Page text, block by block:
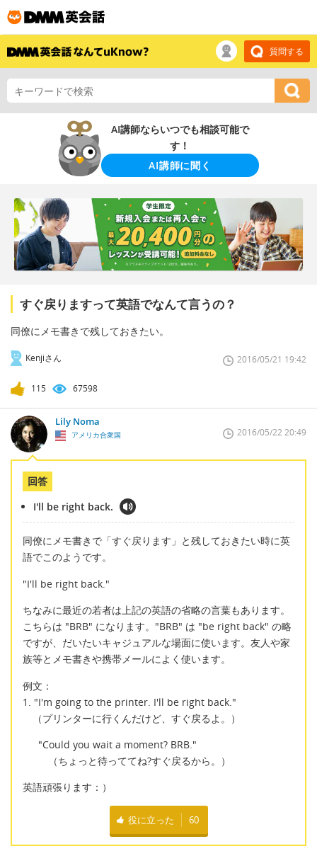
質問する
AI講師ならいつでも相談可能で
す！
AI講師に聞く
すぐ戻りますって英語でなんて言うの？
同僚にメモ書きで残しておきたい。
Kenjiさん 2016/05/21 19:42
115 67598
Lily Noma
アメリカ合衆国 2016/05/22 20:49
回答
I'll be right back.
同僚にメモ書きで「すぐ戻ります」と残しておきたい時に英
語でこのようです。
"I'll be right back."
ちなみに最近の若者は上記の英語の省略の言葉もあります。
こちらは "BRB" になります。"BRB" は "be right back" の略
ですが、だいたいキャジュアルな場面に使います。友人や家
族等とメモ書きや携帯メールによく使います。
例文：
1. "I'm going to the printer. I'll be right back."
（プリンターに行くんだけど、すぐ戻るよ。）
"Could you wait a moment? BRB."
（ちょっと待っててね?すぐ戻るから。）
英語頑張ります：）
役に立った 60